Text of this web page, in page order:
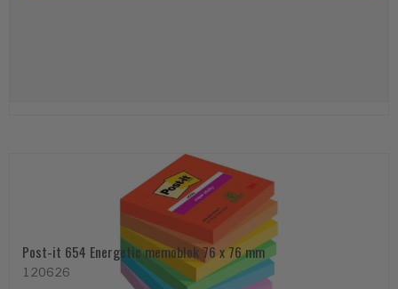
Post-it 654 Energetic memoblok 76 x 76 mm
120626